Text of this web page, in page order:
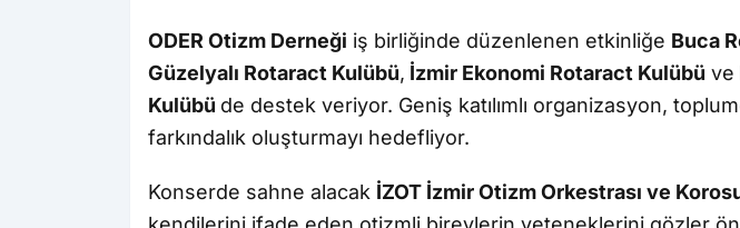
ODER Otizm Derneği iş birliğinde düzenlenen etkinliğe Buca
Güzelyalı Rotaract Kulübü, İzmir Ekonomi Rotaract Kulübü ve
Kulübü de destek veriyor. Geniş katılımlı organizasyon,
farkındalık oluşturmayı hedefliyor.
Konserde sahne alacak İZOT İzmir Otizm Orkestrası ve